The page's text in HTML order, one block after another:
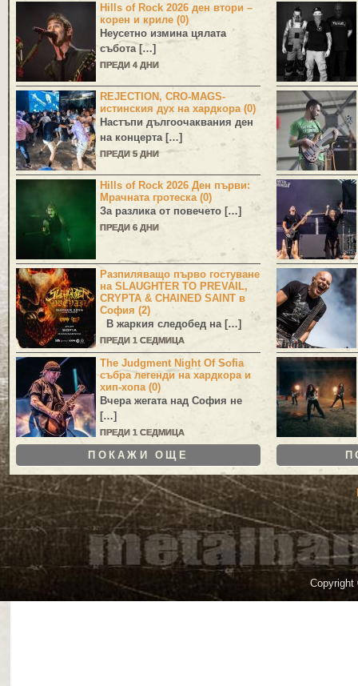
Hills of Rock 2026 ден втори –
корен и криле (0)
Неусетно измина цялата
събота […]
ПРЕДИ 4 ДНИ
REJECTION, CRO-MAGS-
истинския дух на хардкора (0)
Настъпи дългоочаквания ден
на концерта […]
ПРЕДИ 5 ДНИ
Hills of Rock 2026 Ден първи:
Мрачната гротеска (0)
За разлика от повечето […]
ПРЕДИ 6 ДНИ
Разпиляващо първо гостуване
на SLAUGHTER TO PREVAIL,
CRYPTA & CHAINED SAINT в
София (2)
В жаркия следобед на […]
ПРЕДИ 1 СЕДМИЦА
The Judgment Night Of Sofia
събра легенди на хардкора и
хип-хопа (0)
Вчера жегата над София не
[…]
ПРЕДИ 1 СЕДМИЦА
ПОКАЖИ ОЩЕ